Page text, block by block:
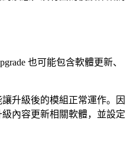
也可能包含軟體更新、
升級後的模組正常運作。因
內容更新相關軟體，並設定